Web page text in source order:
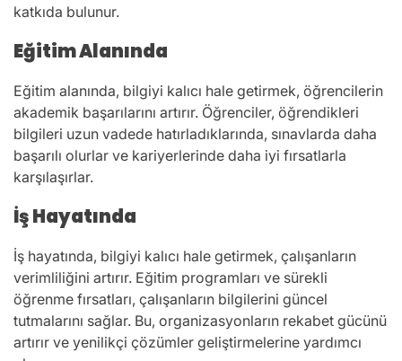
katkıda bulunur.
Eğitim Alanında
Eğitim alanında, bilgiyi kalıcı hale getirmek, öğrencilerin
akademik başarılarını artırır. Öğrenciler, öğrendikleri
bilgileri uzun vadede hatırladıklarında, sınavlarda daha
başarılı olurlar ve kariyerlerinde daha iyi fırsatlarla
karşılaşırlar.
İş Hayatında
İş hayatında, bilgiyi kalıcı hale getirmek, çalışanların
verimliliğini artırır. Eğitim programları ve sürekli
öğrenme fırsatları, çalışanların bilgilerini güncel
tutmalarını sağlar. Bu, organizasyonların rekabet gücünü
artırır ve yenilikçi çözümler geliştirmelerine yardımcı